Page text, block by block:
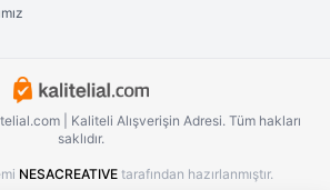
| Kaliteli Alışverişin Adresi. Tüm hakları
saklıdır.
NESACREATIVE tarafından hazırlanmıştır.